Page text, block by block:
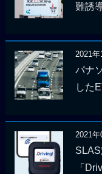
難誘
2021年
パナ
した
2021年
「